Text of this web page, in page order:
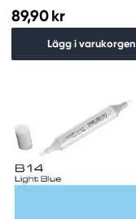
89,90 kr
Lägg i varukorgen